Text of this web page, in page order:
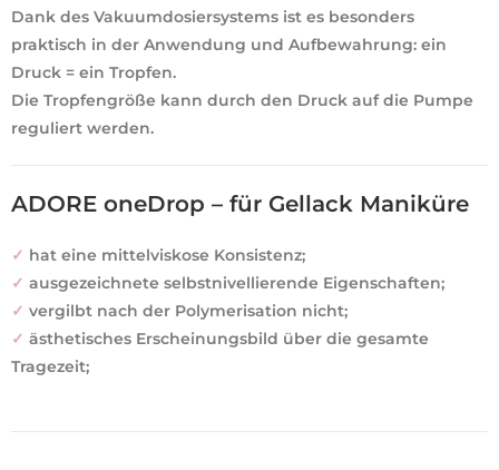
Dank des Vakuumdosiersystems ist es besonders
praktisch in der Anwendung und Aufbewahrung: ein
Druck = ein Tropfen.
Die Tropfengröße kann durch den Druck auf die Pumpe
reguliert werden.
ADORE oneDrop – für Gellack Maniküre
✓ hat eine mittelviskose Konsistenz;
✓ ausgezeichnete selbstnivellierende Eigenschaften;
✓ vergilbt nach der Polymerisation nicht;
✓ ästhetisches Erscheinungsbild über die gesamte
Tragezeit;